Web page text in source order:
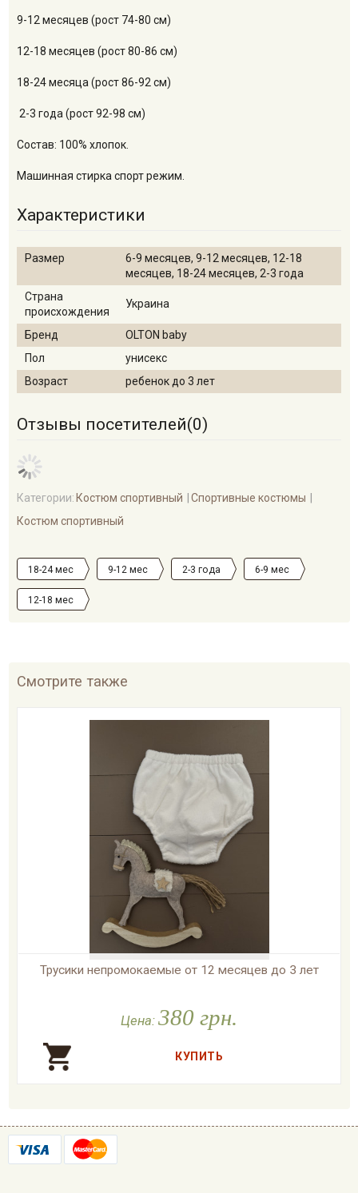
9-12 месяцев (рост 74-80 см)
12-18 месяцев (рост 80-86 см)
18-24 месяца (рост 86-92 см)
2-3 года (рост 92-98 см)
Состав: 100% хлопок.
Машинная стирка спорт режим.
Характеристики
Размер
6-9 месяцев, 9-12 месяцев, 12-18
месяцев, 18-24 месяцев, 2-3 года
Страна
происхождения
Украина
Бренд
OLTON baby
Пол
унисекс
Возраст
ребенок до 3 лет
Отзывы посетителей(0)
Категории: Костюм спортивный
Спортивные костюмы
Костюм спортивный
18-24 мес 9-12 мес 2-3 года 6-9 мес
12-18 мес
Смотрите также
Трусики непромокаемые от 12 месяцев до 3 лет
Цена: 380 грн.